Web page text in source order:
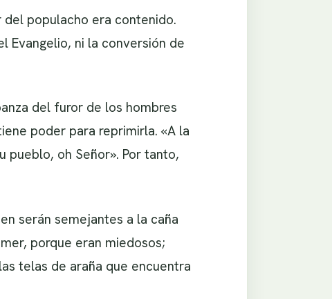
populacho era contenido.
Evangelio, ni la conversión de
del furor de los hombres
poder para reprimirla. «A la
pueblo, oh Señor». Por tanto,
serán semejantes a la caña
porque eran miedosos;
telas de araña que encuentra